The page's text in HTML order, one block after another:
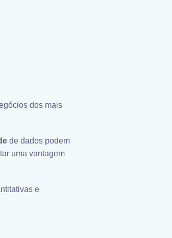
dos mais
de dados podem
uma vantagem
e